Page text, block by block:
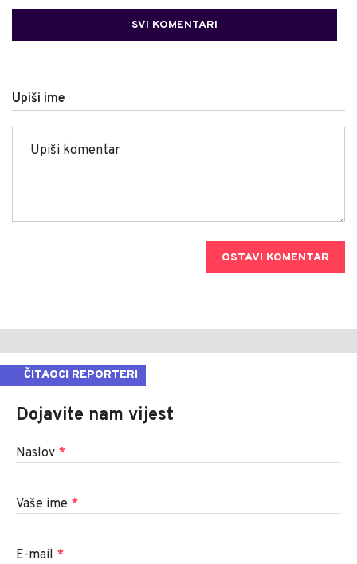
SVI KOMENTARI
Upiši ime
OSTAVI KOMENTAR
ČITAOCI REPORTERI
Dojavite nam vijest
Naslov *
Vaše ime *
E-mail *